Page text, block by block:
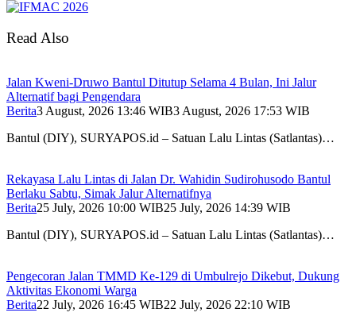
Read Also
Jalan Kweni-Druwo Bantul Ditutup Selama 4 Bulan, Ini Jalur
Alternatif bagi Pengendara
Berita3 August, 2026 13:46 WIB3 August, 2026 17:53 WIB
Bantul (DIY), SURYAPOS.id – Satuan Lalu Lintas (Satlantas)…
Rekayasa Lalu Lintas di Jalan Dr. Wahidin Sudirohusodo Bantul
Berlaku Sabtu, Simak Jalur Alternatifnya
Berita25 July, 2026 10:00 WIB25 July, 2026 14:39 WIB
Bantul (DIY), SURYAPOS.id – Satuan Lalu Lintas (Satlantas)…
Pengecoran Jalan TMMD Ke-129 di Umbulrejo Dikebut, Dukung
Aktivitas Ekonomi Warga
Berita22 July, 2026 16:45 WIB22 July, 2026 22:10 WIB